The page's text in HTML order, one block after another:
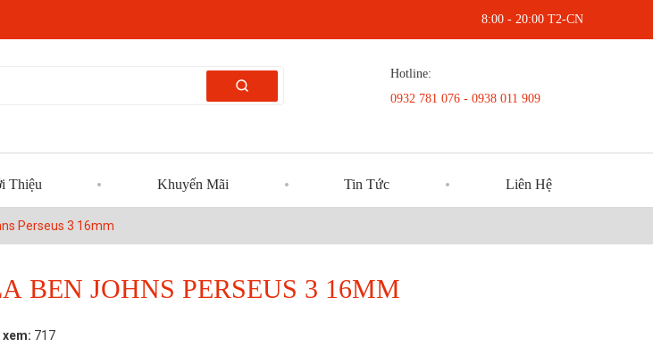
8:00 - 20:00 T2-CN
Hotline:
0932 781 076 - 0938 011 909
Thiệu Khuyến Mãi Tin Tức Liên Hệ
Perseus 3 16mm
BEN JOHNS PERSEUS 3 16MM
xem: 717